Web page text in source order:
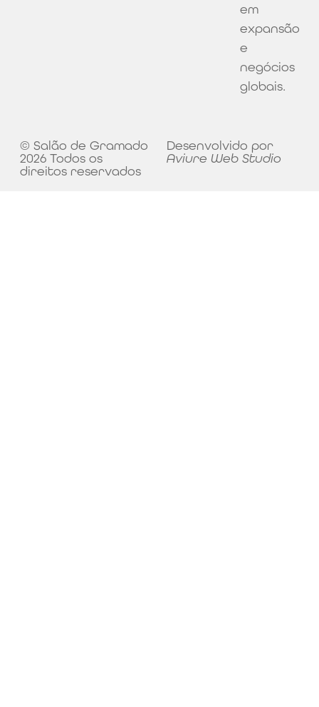
em
expansão
e
negócios
globais.
© Salão de Gramado
2026 Todos os
direitos reservados
Desenvolvido por
Aviure Web Studio